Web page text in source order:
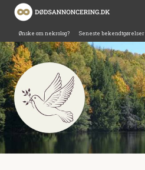
Ønske om nekrolog? Seneste bekendtgørelser